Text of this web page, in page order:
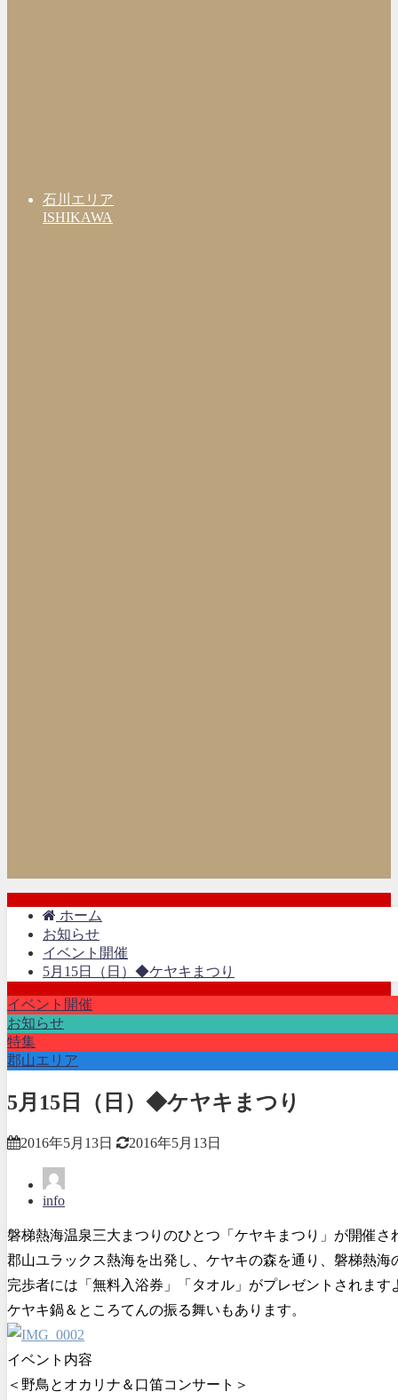
石川エリア
ISHIKAWA
ホーム
お知らせ
イベント開催
5月15日（日）◆ケヤキまつり
イベント開催
お知らせ
特集
郡山エリア
5月15日（日）◆ケヤキまつり
2016年5月13日 2016年5月13日
info
磐梯熱海温泉三大まつりのひとつ「ケヤキまつり」が開催さ
郡山ユラックス熱海を出発し、ケヤキの森を通り、磐梯熱
完歩者には「無料入浴券」「タオル」がプレゼントされます
ケヤキ鍋＆ところてんの振る舞いもあります。
イベント内容
＜野鳥とオカリナ＆口笛コンサート＞